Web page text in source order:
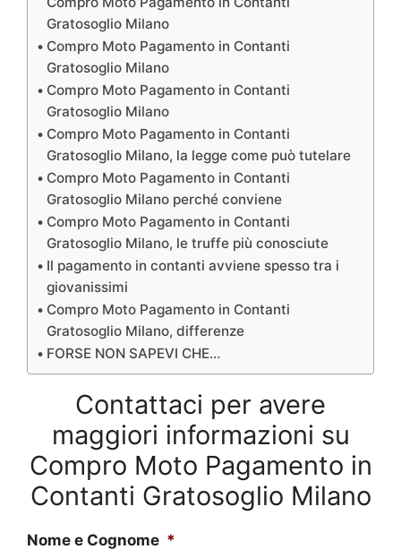
Gratosoglio Milano
Compro Moto Pagamento in Contanti
Gratosoglio Milano
Compro Moto Pagamento in Contanti
Gratosoglio Milano
Compro Moto Pagamento in Contanti
Gratosoglio Milano, la legge come può tutelare
Compro Moto Pagamento in Contanti
Gratosoglio Milano perché conviene
Compro Moto Pagamento in Contanti
Gratosoglio Milano, le truffe più conosciute
Il pagamento in contanti avviene spesso tra i
giovanissimi
Compro Moto Pagamento in Contanti
Gratosoglio Milano, differenze
FORSE NON SAPEVI CHE…
Contattaci per avere
maggiori informazioni su
Compro Moto Pagamento in
Contanti Gratosoglio Milano
Nome e Cognome *